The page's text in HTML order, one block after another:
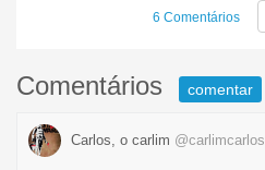
6 Comentários
Comentários comentar
Carlos, o carlim @carlimcarlos